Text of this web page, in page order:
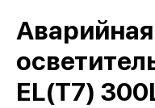
Аварийная
EL(T7)